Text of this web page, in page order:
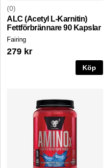
0
ALC (Acetyl L-Karnitin)
Fettförbrännare 90 Kapslar
Fairing
279 kr
Köp